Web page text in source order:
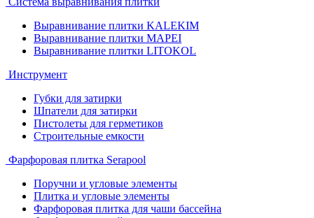
Выравнивание плитки KALEKIM
Выравнивание плитки MAPEI
Выравнивание плитки LITOKOL
Инструмент
Губки для затирки
Шпатели для затирки
Пистолеты для герметиков
Строительные емкости
Фарфоровая плитка Serapool
Поручни и угловые элементы
Плитка и угловые элементы
Фарфоровая плитка для чаши бассейна